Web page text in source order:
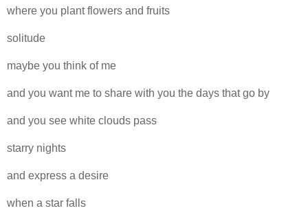
where you plant flowers and fruits
solitude
maybe you think of me
and you want me to share with you the days that go by
and you see white clouds pass
starry nights
and express a desire
when a star falls